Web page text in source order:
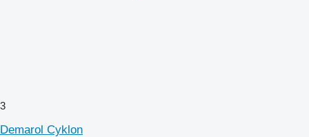
3
Demarol Cyklon